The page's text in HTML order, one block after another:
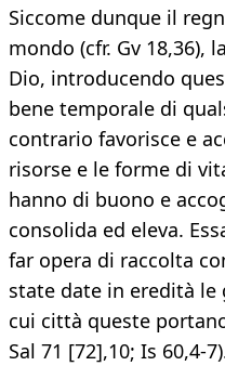
Siccome dunque il
mondo (cfr. Gv 18,36),
Dio, introducendo
bene temporale di
contrario favorisce e
risorse e le forme di
hanno di buono e
consolida ed eleva.
far opera di raccolta
state date in eredità le
cui città queste
Sal 71 [72],10; Is 60,4-